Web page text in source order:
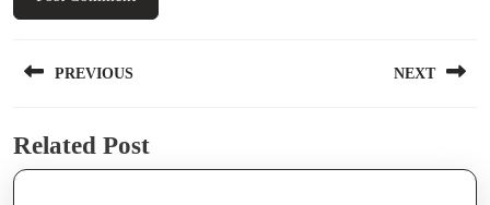
navigation
PREVIOUS
post:
NEXT
Related Post